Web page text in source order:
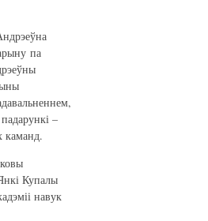
па
–
каманд.
Купалы
навук